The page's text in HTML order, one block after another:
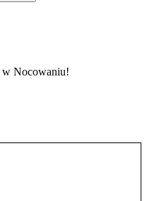
Nocowaniu!